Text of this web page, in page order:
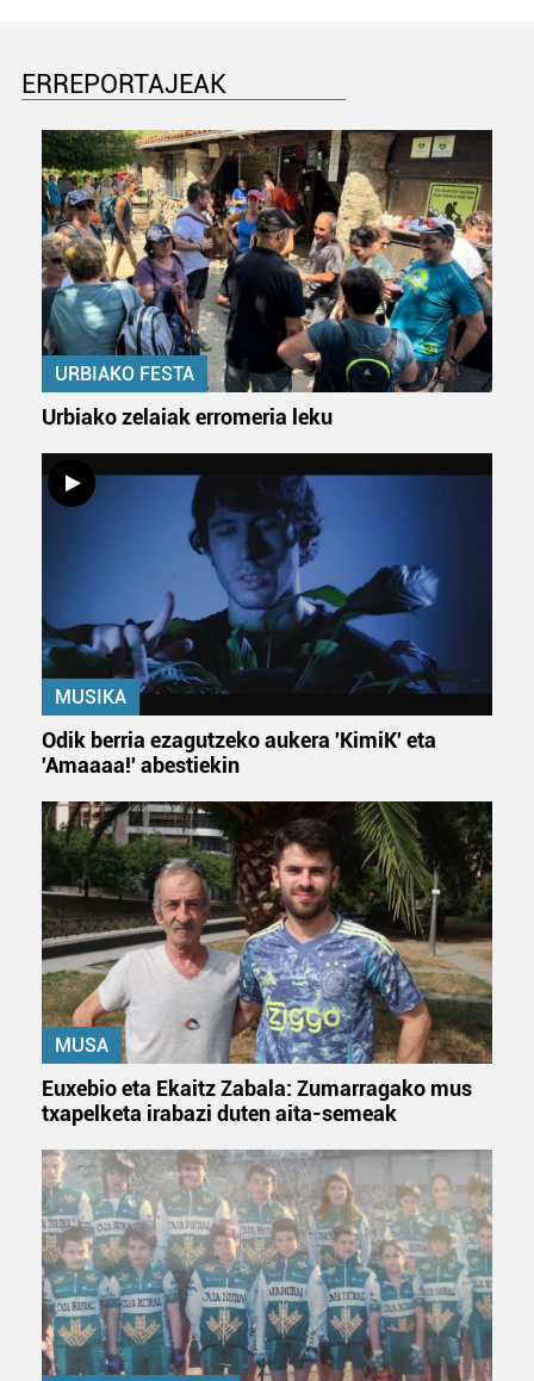
ERREPORTAJEAK
URBIAKO FESTA
Urbiako zelaiak erromeria leku
MUSIKA
Odik berria ezagutzeko aukera 'KimiK' eta
'Amaaaa!' abestiekin
MUSA
Euxebio eta Ekaitz Zabala: Zumarragako mus
txapelketa irabazi duten aita-semeak